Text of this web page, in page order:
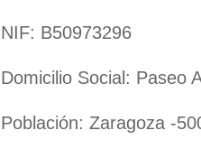
NIF: B50973296
Domicilio Social: Paseo
Población: Zaragoza -